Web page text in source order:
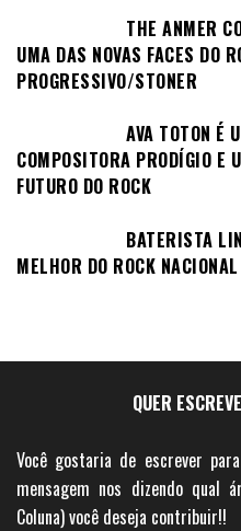
THE ANMER
UMA DAS NOVAS FACES DO
PROGRESSIVO/STONER
AVA TOTON É
COMPOSITORA PRODÍGIO E
FUTURO DO ROCK
BATERISTA
MELHOR DO ROCK
QUER
Você gostaria de escrever
mensagem nos dizendo qual
Coluna) você deseja contribuir!!